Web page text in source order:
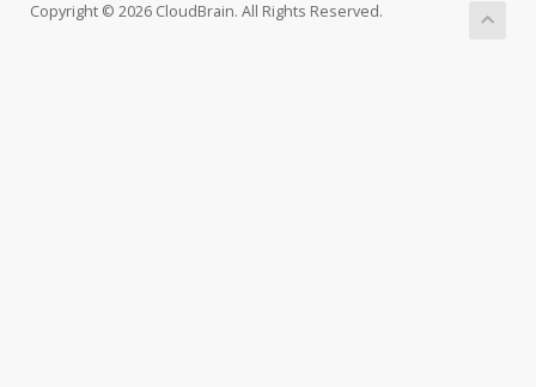
Copyright © 2026 CloudBrain. All Rights Reserved.